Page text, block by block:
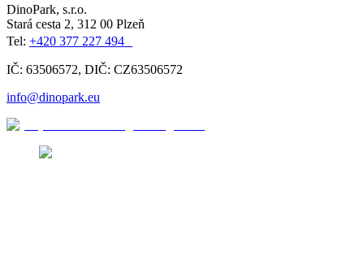
DinoPark, s.r.o.
Stará cesta 2, 312 00 Plzeň
Tel: +420 377 227 494
IČ: 63506572, DIČ: CZ63506572
info@dinopark.eu